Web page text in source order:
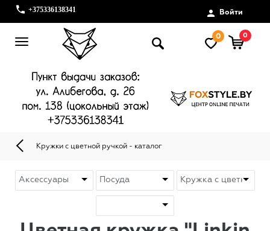
+375336138341 Войти
0 0
Кружки с цветной ручкой - каталог